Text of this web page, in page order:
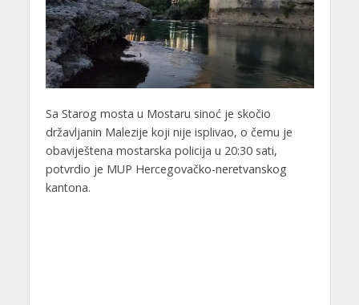
Sa Starog mosta u Mostaru sinoć je skočio
državljanin Malezije koji nije isplivao, o čemu je
obaviještena mostarska policija u 20:30 sati,
potvrdio je MUP Hercegovačko-neretvanskog
kantona.